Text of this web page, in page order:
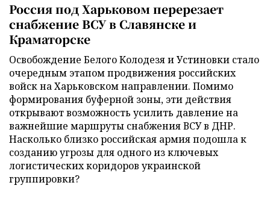
Россия под Харьковом перерезает
снабжение ВСУ в Славянске и
Краматорске
Освобождение Белого Колодезя и Устиновки стало
очередным этапом продвижения российских
войск на Харьковском направлении. Помимо
формирования буферной зоны, эти действия
открывают возможность усилить давление на
важнейшие маршруты снабжения ВСУ в ДНР.
Насколько близко российская армия подошла к
созданию угрозы для одного из ключевых
логистических коридоров украинской
группировки?